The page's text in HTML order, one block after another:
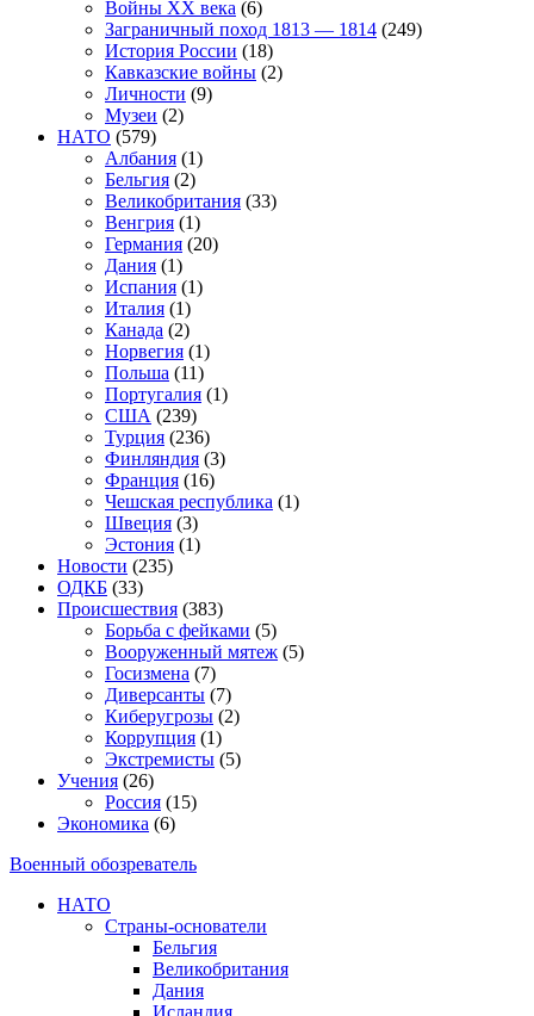
Войны XX века (6)
Заграничный поход 1813 — 1814 (249)
История России (18)
Кавказские войны (2)
Личности (9)
Музеи (2)
НАТО (579)
Албания (1)
Бельгия (2)
Великобритания (33)
Венгрия (1)
Германия (20)
Дания (1)
Испания (1)
Италия (1)
Канада (2)
Норвегия (1)
Польша (11)
Португалия (1)
США (239)
Турция (236)
Финляндия (3)
Франция (16)
Чешская республика (1)
Швеция (3)
Эстония (1)
Новости (235)
ОДКБ (33)
Происшествия (383)
Борьба с фейками (5)
Вооруженный мятеж (5)
Госизмена (7)
Диверсанты (7)
Киберугрозы (2)
Коррупция (1)
Экстремисты (5)
Учения (26)
Россия (15)
Экономика (6)
Военный обозреватель
НАТО
Страны-основатели
Бельгия
Великобритания
Дания